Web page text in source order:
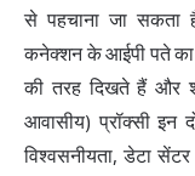
से पहचाना जा
कनेक्शन के आईपी पते का
की तरह दिखते हैं और
आवासीय) प्रॉक्सी
विश्वसनीयता, डेटा